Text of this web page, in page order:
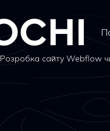
Розробка сайту Webflow